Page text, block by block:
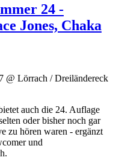
24 -
Jones, Chaka
@ Lörrach / Dreiländereck
auch die 24. Auflage
oder bisher noch gar
zu hören waren - ergänzt
und